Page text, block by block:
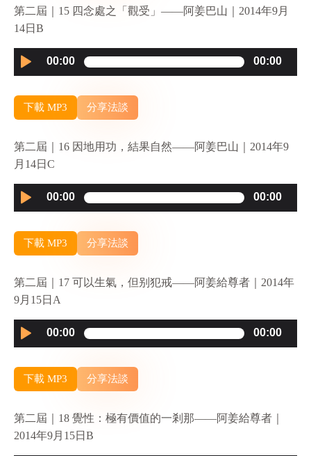
第二屆｜15 四念處之「觀受」——阿姜巴山｜2014年9月
14日B
Audio
Player
00:00 00:00
下載 MP3 分享法談
第二屆｜16 因地用功，結果自然——阿姜巴山｜2014年9
月14日C
Audio
Player
00:00 00:00
下載 MP3 分享法談
第二屆｜17 可以生氣，但别犯戒——阿姜給尊者｜2014年
9月15日A
Audio
Player
00:00 00:00
下載 MP3 分享法談
第二屆｜18 覺性：極有價值的一剎那——阿姜給尊者｜
2014年9月15日B